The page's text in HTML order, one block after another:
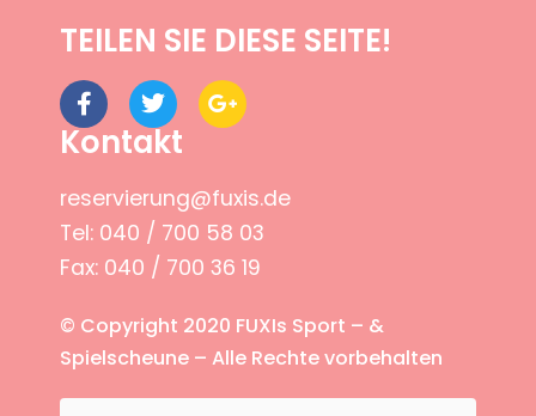
TEILEN SIE DIESE SEITE!
Kontakt
reservierung@fuxis.de
Tel: 040 / 700 58 03
Fax: 040 / 700 36 19
© Copyright 2020 FUXIs Sport – &
Spielscheune – Alle Rechte vorbehalten